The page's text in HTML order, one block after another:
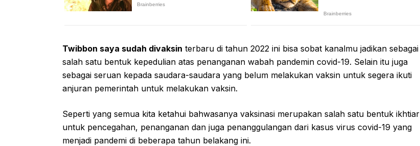
Twibbon saya sudah divaksin terbaru di tahun 2022 ini bisa sobat kanalmu jadikan sebagai
salah satu bentuk kepedulian atas penanganan wabah pandemin covid-19. Selain itu juga
sebagai seruan kepada saudara-saudara yang belum melakukan vaksin untuk segera ikuti
anjuran pemerintah untuk melakukan vaksin.
Seperti yang semua kita ketahui bahwasanya vaksinasi merupakan salah satu bentuk ikhtiar
untuk pencegahan, penanganan dan juga penanggulangan dari kasus virus covid-19 yang
menjadi pandemi di beberapa tahun belakang ini.